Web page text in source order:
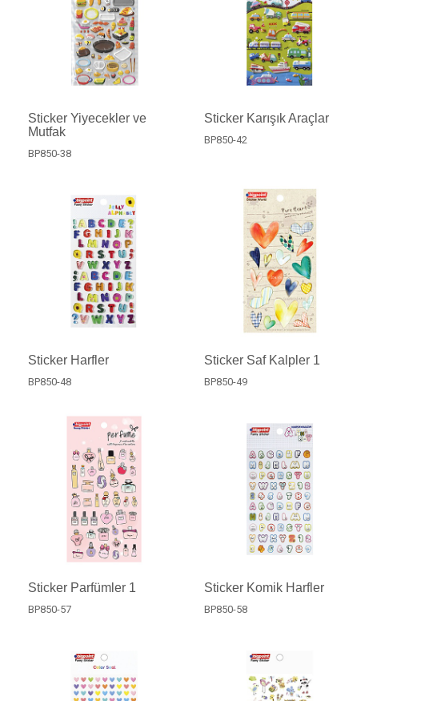
Sticker Yiyecekler ve
Mutfak
BP850-38
Sticker Karışık Araçlar
BP850-42
Sticker Harfler
BP850-48
Sticker Saf Kalpler 1
BP850-49
Sticker Parfümler 1
BP850-57
Sticker Komik Harfler
BP850-58